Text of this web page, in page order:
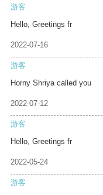
游客
Hello, Greetings fr
2022-07-16
游客
Horny Shriya called you
2022-07-12
游客
Hello, Greetings fr
2022-05-24
游客